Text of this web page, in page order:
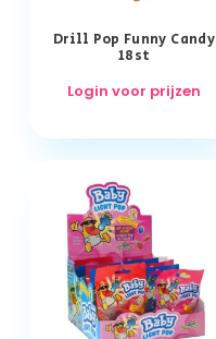
Drill Pop Funny Candy
18st
Login voor prijzen